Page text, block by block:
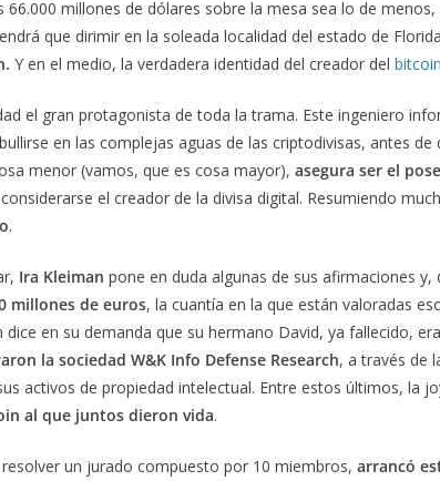
66.000 millones de dólares sobre la mesa sea lo de
que dirimir en la soleada localidad del estado de
Y en el medio, la verdadera identidad del creador del bitcoin
el gran protagonista de toda la trama. Este ingeniero
en las complejas aguas de las criptodivisas, antes de
menor (vamos, que es cosa mayor), asegura ser el
el creador de la divisa digital. Resumiendo
.
Ira Kleiman pone en duda algunas de sus afirmaciones y,
millones de euros, la cuantía en la que están valoradas
en su demanda que su hermano David, ya fallecido,
la sociedad W&K Info Defense Research, a través de
activos de propiedad intelectual. Entre estos últimos, la
al que juntos dieron vida.
un jurado compuesto por 10 miembros, arrancó